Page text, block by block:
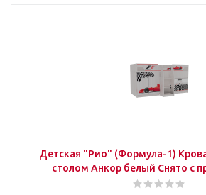
Детская "Рио" (Формула-1)
столом Анкор белый Снято с